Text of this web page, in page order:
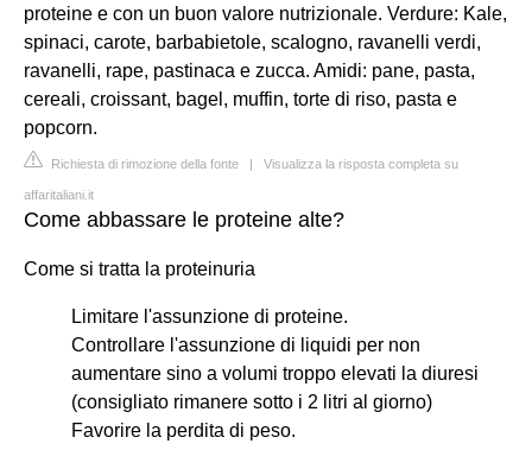
proteine e con un buon valore nutrizionale. Verdure: Kale,
spinaci, carote, barbabietole, scalogno, ravanelli verdi,
ravanelli, rape, pastinaca e zucca. Amidi: pane, pasta,
cereali, croissant, bagel, muffin, torte di riso, pasta e
popcorn.
Richiesta di rimozione della fonte | Visualizza la risposta completa su
affaritaliani.it
Come abbassare le proteine alte?
Come si tratta la proteinuria
Limitare l'assunzione di proteine.
Controllare l'assunzione di liquidi per non
aumentare sino a volumi troppo elevati la diuresi
(consigliato rimanere sotto i 2 litri al giorno)
Favorire la perdita di peso.